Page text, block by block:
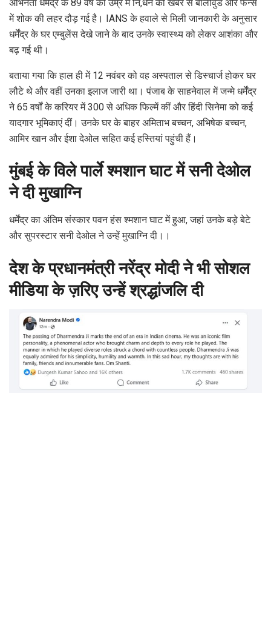
अभिनेता धर्मेंद्र के 89 वर्ष की उम्र में नि,धन की खबर से बॉलीवुड और फैन्स
में शोक की लहर दौड़ गई है। IANS के हवाले से मिली जानकारी के अनुसार
धर्मेंद्र के घर एम्बुलेंस देखे जाने के बाद उनके स्वास्थ्य को लेकर आशंका और
बढ़ गई थी।
बताया गया कि हाल ही में 12 नवंबर को वह अस्पताल से डिस्चार्ज होकर घर
लौटे थे और वहीं उनका इलाज जारी था। पंजाब के साहनेवाल में जन्मे धर्मेंद्र
ने 65 वर्षों के करियर में 300 से अधिक फिल्में कीं और हिंदी सिनेमा को कई
यादगार भूमिकाएं दीं। उनके घर के बाहर अमिताभ बच्चन, अभिषेक बच्चन,
आमिर खान और ईशा देओल सहित कई हस्तियां पहुंची हैं।
मुंबई के विले पार्ले श्मशान घाट में सनी देओल
ने दी मुखाग्नि
धर्मेंद्र का अंतिम संस्कार पवन हंस श्मशान घाट में हुआ, जहां उनके बड़े बेटे
और सुपरस्टार सनी देओल ने उन्हें मुखाग्नि दी।।
देश के प्रधानमंत्री नरेंद्र मोदी ने भी सोशल
मीडिया के ज़रिए उन्हें श्रद्धांजलि दी